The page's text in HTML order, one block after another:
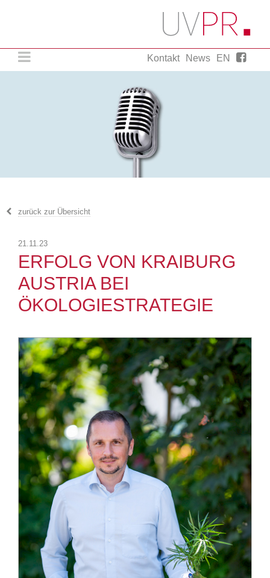
Kontakt News EN
Agentur für strategische Presse- und
Öffentlichkeitsarbeit.
UVPR. Einfach ein wenig mehr.
zurück zur Übersicht
21.11.23
ERFOLG VON KRAIBURG
AUSTRIA BEI
ÖKOLOGIESTRATEGIE